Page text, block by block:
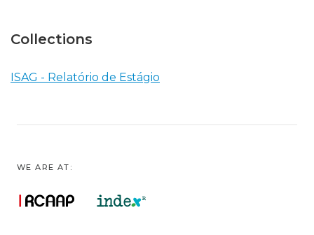
Collections
ISAG - Relatório de Estágio
WE ARE AT: